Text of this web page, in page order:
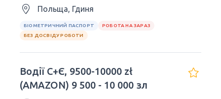
Польща, Гдиня
БІОМЕТРИЧНИЙ ПАСПОРТ
РОБОТА НА ЗАРАЗ
БЕЗ ДОСВІДУ РОБОТИ
Водiї С+Є, 9500-10000 zł
(AMAZON) 9 500 - 10 000 зл